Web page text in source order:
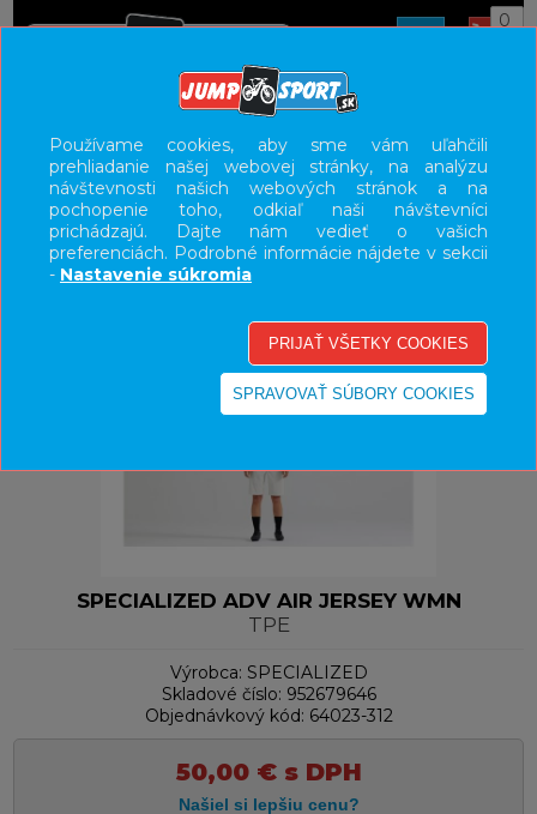
0
UŽÍVATEĽSKÝ PANEL
KATEGÓRIE
HLAVNÉ MENU
SPECIALIZED ADV AIR JERSEY WMN
TPE
Výrobca: SPECIALIZED
Skladové číslo: 952679646
Objednávkový kód: 64023-312
50,00 €s DPH
Používame cookies, aby sme vám uľahčili
prehliadanie našej webovej stránky, na analýzu
návštevnosti našich webových stránok a na
pochopenie toho, odkiaľ naši návštevníci
prichádzajú. Dajte nám vedieť o vašich
preferenciách. Podrobné informácie nájdete v sekcii
- Nastavenie súkromia